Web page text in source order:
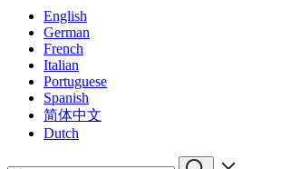
English
German
French
Italian
Portuguese
Spanish
简体中文
Dutch